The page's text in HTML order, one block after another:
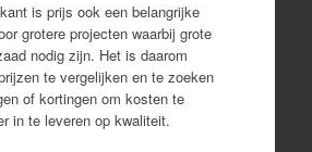
is prijs ook een belangrijke
grotere projecten waarbij grote
nodig zijn. Het is daarom
te vergelijken en te zoeken
of kortingen om kosten te
in te leveren op kwaliteit.